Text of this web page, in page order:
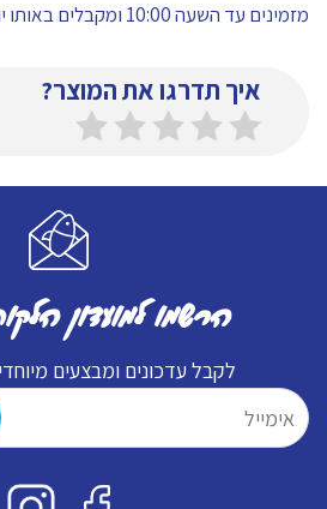
מזמינים עד השעה 10:00 ומקבלים באותו יום.
איך תדרגו את המוצר?
הרשמו למועדון
לקבל עדכונים ומבצעים